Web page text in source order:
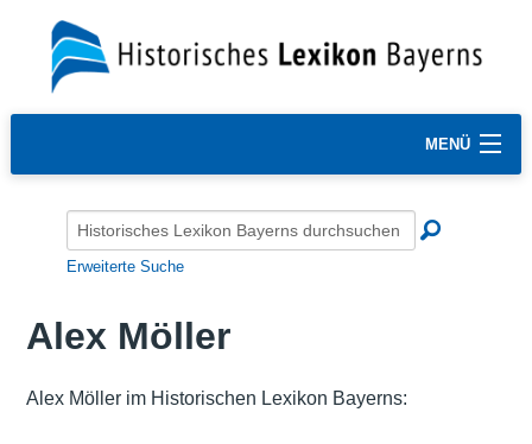
MENÜ
Erweiterte Suche
Alex Möller
Alex Möller im Historischen Lexikon Bayerns: